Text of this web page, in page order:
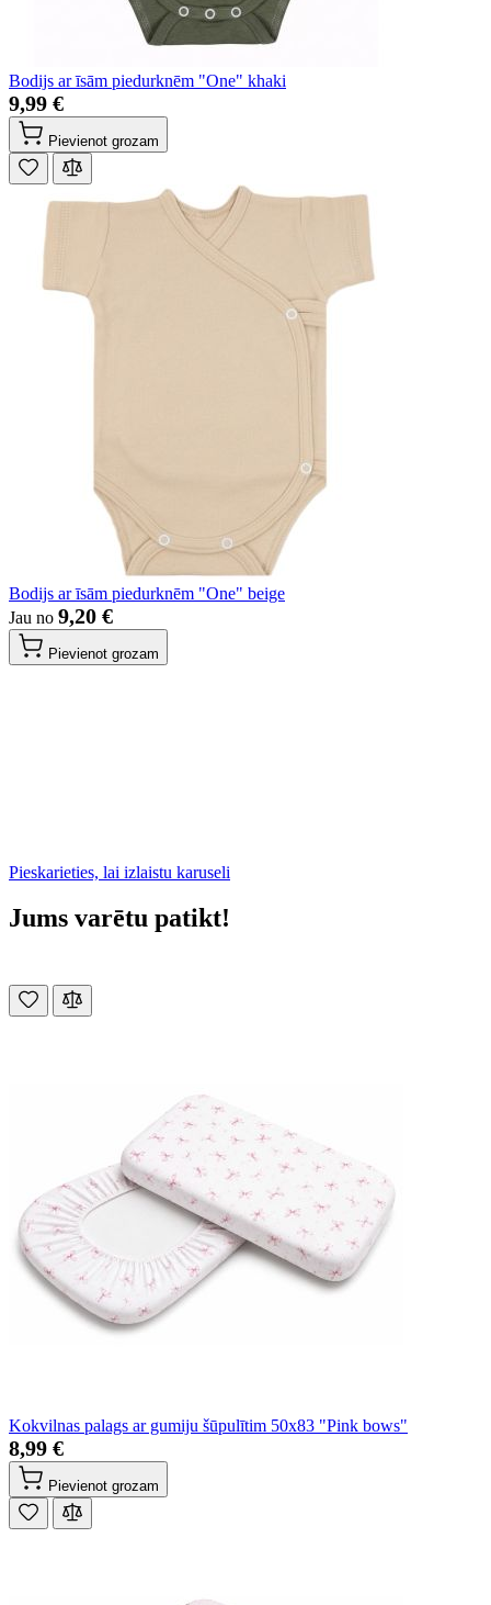
Bodijs ar īsām piedurknēm "One" khaki
9,99 €
Pievienot grozam
Bodijs ar īsām piedurknēm "One" beige
Jau no 9,20 €
Pievienot grozam
Pieskarieties, lai izlaistu karuseli
Jums varētu patikt!
Kokvilnas palags ar gumiju šūpulītim 50x83 "Pink bows"
8,99 €
Pievienot grozam